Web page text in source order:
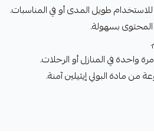
طويل المدى أو في المناسبات.
المحتوى بسهولة.
واحدة في المنازل أو الرحلات.
من مادة البولي إيثيلين آمنة.